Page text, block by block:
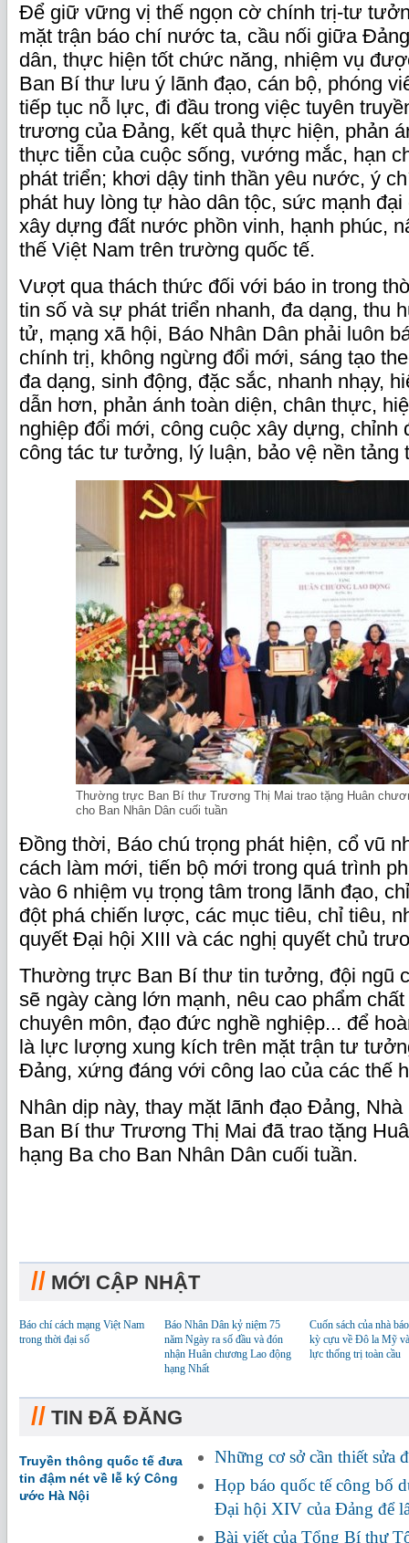
Để giữ vững vị thế ngọn cờ chính trị-tư
mặt trận báo chí nước ta, cầu nối giữa
dân, thực hiện tốt chức năng, nhiệm vụ
Ban Bí thư lưu ý lãnh đạo, cán bộ, phóng
tiếp tục nỗ lực, đi đầu trong việc tuyên
trương của Đảng, kết quả thực hiện, phản
thực tiễn của cuộc sống, vướng mắc, hạn
phát triển; khơi dậy tinh thần yêu nước, ý
phát huy lòng tự hào dân tộc, sức mạnh đại
xây dựng đất nước phồn vinh, hạnh phúc,
thế Việt Nam trên trường quốc tế.
Vượt qua thách thức đối với báo in trong
tin số và sự phát triển nhanh, đa dạng, thu
tử, mạng xã hội, Báo Nhân Dân phải luôn
chính trị, không ngừng đổi mới, sáng tạo
đa dạng, sinh động, đặc sắc, nhanh nhạy,
dẫn hơn, phản ánh toàn diện, chân thực,
nghiệp đổi mới, công cuộc xây dựng, chỉnh
công tác tư tưởng, lý luận, bảo vệ nền
Thường trực Ban Bí thư Trương Thị Mai trao tặng Huân
cho Ban Nhân Dân cuối tuần
Đồng thời, Báo chú trọng phát hiện, cổ vũ
cách làm mới, tiến bộ mới trong quá trình
vào 6 nhiệm vụ trọng tâm trong lãnh đạo,
đột phá chiến lược, các mục tiêu, chỉ tiêu,
quyết Đại hội XIII và các nghị quyết chủ
Thường trực Ban Bí thư tin tưởng, đội ngũ
sẽ ngày càng lớn mạnh, nêu cao phẩm
chuyên môn, đạo đức nghề nghiệp... để
là lực lượng xung kích trên mặt trận tư
Đảng, xứng đáng với công lao của các thế
Nhân dịp này, thay mặt lãnh đạo Đảng,
Ban Bí thư Trương Thị Mai đã trao tặng
hạng Ba cho Ban Nhân Dân cuối tuần.
// MỚI CẬP NHẬT
Báo chí cách mạng Việt Nam
trong thời đại số
Báo Nhân Dân kỷ niệm 75
năm Ngày ra số đầu và đón
nhận Huân chương Lao động
hạng Nhất
Cuốn sách của nhà
kỳ cựu về Đô la Mỹ
lực thống trị toàn cầu
// TIN ĐÃ ĐĂNG
Truyền thông quốc tế đưa
tin đậm nét về lễ ký Công
ước Hà Nội
Những cơ sở cần thiết sửa
Họp báo quốc tế công bố
Đại hội XIV của Đảng để
Bài viết của Tổng Bí thư